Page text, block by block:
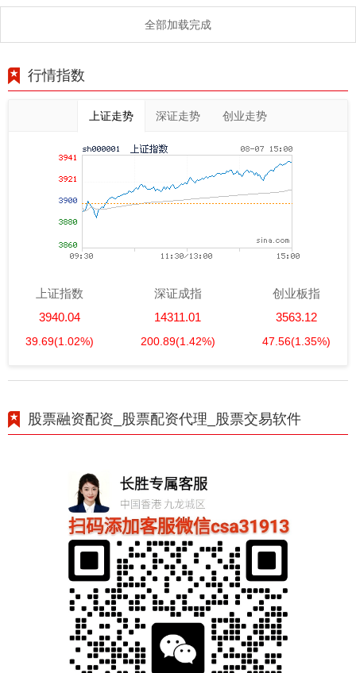
全部加载完成
行情指数
上证走势 深证走势 创业走势
上证指数
3940.04
39.69(1.02%)
深证成指
14311.01
200.89(1.42%)
创业板指
3563.12
47.56(1.35%)
股票融资配资_股票配资代理_股票交易软件